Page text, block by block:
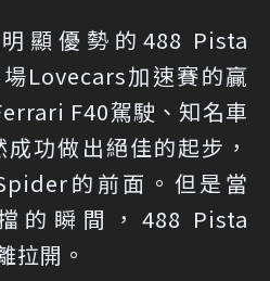
顯優勢的488 Pista
Lovecars加速賽的贏
F40駕駛、知名車
功做出絕佳的起步，
的前面。但是當
的瞬間，488 Pista
拉開。